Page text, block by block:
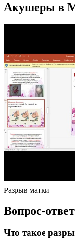
Акушеры в
Разрыв матки
Вопрос-ответ
Что такое